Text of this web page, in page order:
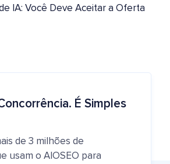
IA: Você Deve Aceitar a Oferta
É Simples
de 3 milhões de
usam o AIOSEO para